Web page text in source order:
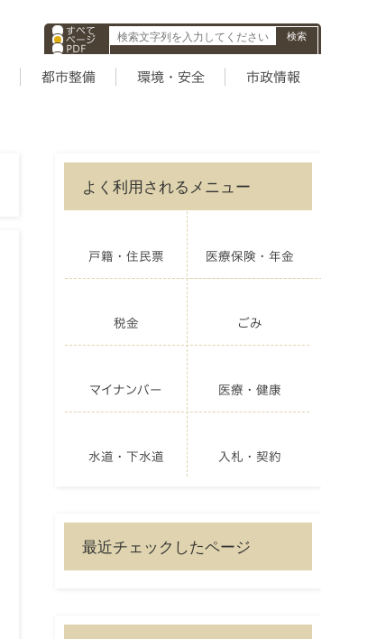
すべて
ページ
PDF
ID
都市整備 環境・安全 市政情報
よく利用されるメニュー
戸籍・住民票 医療保険・年金
税金 ごみ
マイナンバー 医療・健康
水道・下水道 入札・契約
最近チェックしたページ